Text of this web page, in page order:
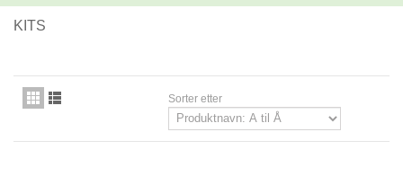
KITS
Sorter etter